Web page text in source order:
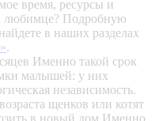
время, ресурсы и
любимце? Подробную
в наших разделах
.
Именно такой срок
малышей: у них
независимость.
щенков или котят